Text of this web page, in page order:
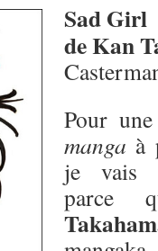
Sad Girl
de Kan
Pour
manga à
je vais